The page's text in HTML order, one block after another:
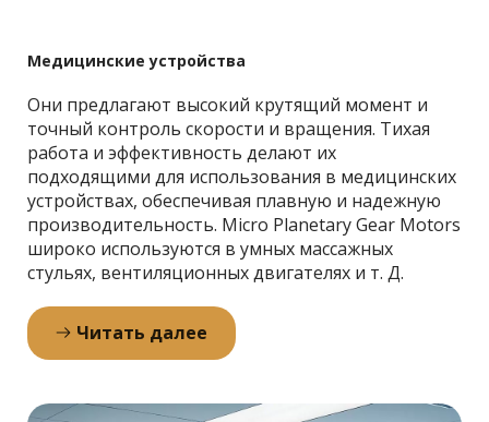
Медицинские устройства
Они предлагают высокий крутящий момент и
точный контроль скорости и вращения. Тихая
работа и эффективность делают их
подходящими для использования в медицинских
устройствах, обеспечивая плавную и надежную
производительность. Micro Planetary Gear Motors
широко используются в умных массажных
стульях, вентиляционных двигателях и т. Д.
Читать далее